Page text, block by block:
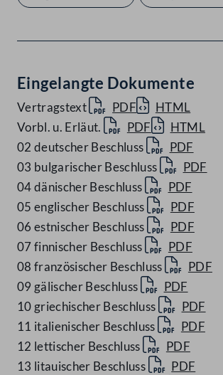
Eingelangte Dokumente
Vertragstext PDF
HTML
Vorbl. u. Erläut.
PDF
HTML
02 deutscher Beschluss
PDF
03 bulgarischer Beschluss
PDF
04 dänischer Beschluss
PDF
05 englischer Beschluss
PDF
06 estnischer Beschluss
PDF
07 finnischer Beschluss
PDF
08 französischer Beschluss
PDF
09 gälischer Beschluss
PDF
10 griechischer Beschluss
PDF
11 italienischer Beschluss
PDF
12 lettischer Beschluss
PDF
13 litauischer Beschluss
PDF